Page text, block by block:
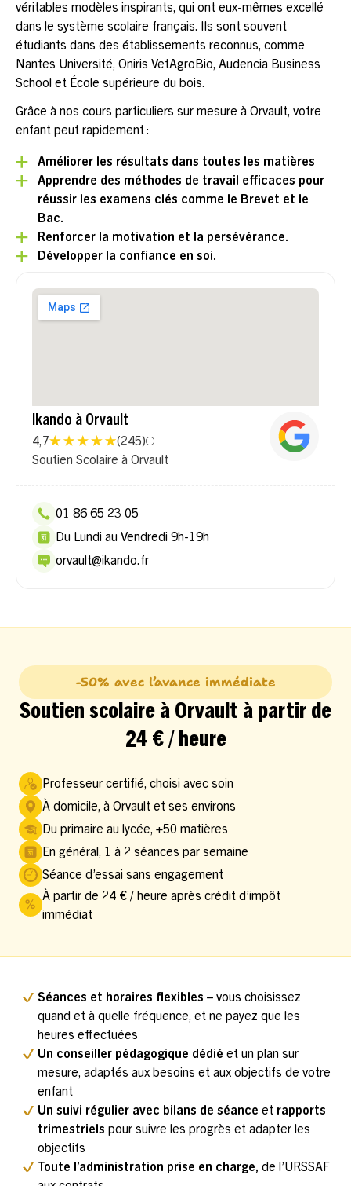
véritables modèles inspirants, qui ont eux-mêmes excellé
dans le système scolaire français. Ils sont souvent
étudiants dans des établissements reconnus, comme
Nantes Université, Oniris VetAgroBio, Audencia Business
School et École supérieure du bois.
Grâce à nos cours particuliers sur mesure à Orvault, votre
enfant peut rapidement :
Améliorer les résultats dans toutes les matières
Apprendre des méthodes de travail efficaces pour
réussir les examens clés comme le Brevet et le
Bac.
Renforcer la motivation et la persévérance.
Développer la confiance en soi.
Ikando à Orvault
4,7 (245)
Soutien Scolaire à Orvault
01 86 65 23 05
Du Lundi au Vendredi 9h-19h
orvault@ikando.fr
-50% avec l’avance immédiate
Soutien scolaire à Orvault à partir de
24 € / heure
Professeur certifié, choisi avec soin
À domicile, à Orvault et ses environs
Du primaire au lycée, +50 matières
En général, 1 à 2 séances par semaine
Séance d’essai sans engagement
À partir de 24 € / heure après crédit d’impôt
immédiat
Séances et horaires flexibles – vous choisissez
quand et à quelle fréquence, et ne payez que les
heures effectuées
Un conseiller pédagogique dédié et un plan sur
mesure, adaptés aux besoins et aux objectifs de votre
enfant
Un suivi régulier avec bilans de séance et rapports
trimestriels pour suivre les progrès et adapter les
objectifs
Toute l’administration prise en charge, de l’URSSAF